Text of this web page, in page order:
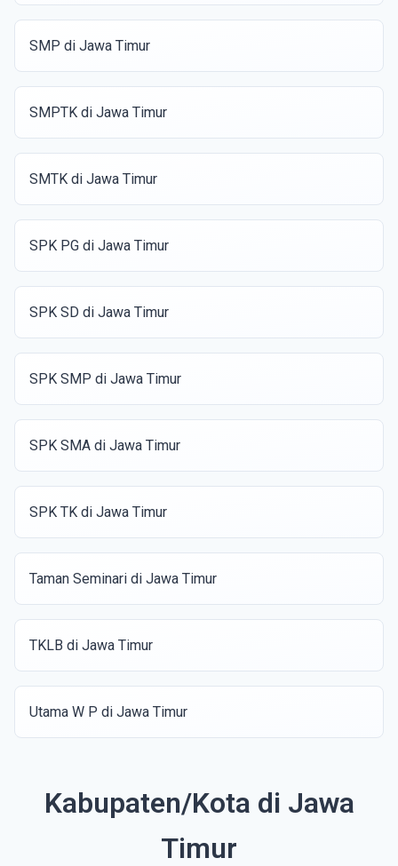
SMP di Jawa Timur
SMPTK di Jawa Timur
SMTK di Jawa Timur
SPK PG di Jawa Timur
SPK SD di Jawa Timur
SPK SMP di Jawa Timur
SPK SMA di Jawa Timur
SPK TK di Jawa Timur
Taman Seminari di Jawa Timur
TKLB di Jawa Timur
Utama W P di Jawa Timur
Kabupaten/Kota di Jawa
Timur